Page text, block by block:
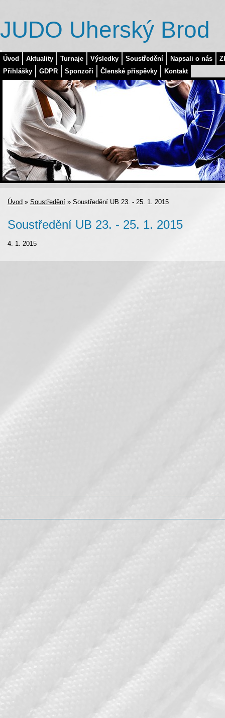
Úvod Aktuality Turnaje Výsledky Soustředění Napsali o nás
Přihlášky
GDPR Sponzoři Členské příspěvky Kontakt
JUDO Uherský Brod
Úvod » Soustředění » Soustředění UB 23. - 25. 1. 2015
Soustředění UB 23. - 25. 1. 2015
4. 1. 2015